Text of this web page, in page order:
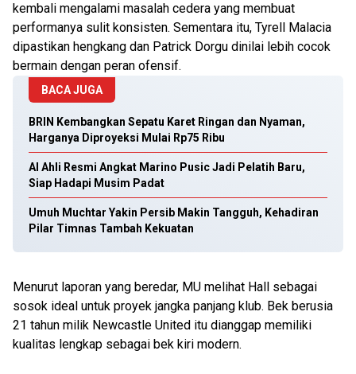
kembali mengalami masalah cedera yang membuat
performanya sulit konsisten. Sementara itu, Tyrell Malacia
dipastikan hengkang dan Patrick Dorgu dinilai lebih cocok
bermain dengan peran ofensif.
BACA JUGA
BRIN Kembangkan Sepatu Karet Ringan dan Nyaman,
Harganya Diproyeksi Mulai Rp75 Ribu
Al Ahli Resmi Angkat Marino Pusic Jadi Pelatih Baru,
Siap Hadapi Musim Padat
Umuh Muchtar Yakin Persib Makin Tangguh, Kehadiran
Pilar Timnas Tambah Kekuatan
Menurut laporan yang beredar, MU melihat Hall sebagai
sosok ideal untuk proyek jangka panjang klub. Bek berusia
21 tahun milik Newcastle United itu dianggap memiliki
kualitas lengkap sebagai bek kiri modern.